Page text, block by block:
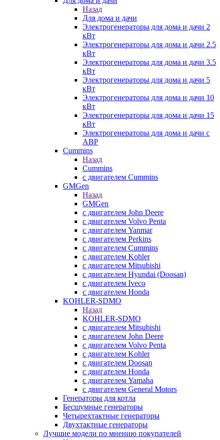
Назад
Для дома и дачи
Электрогенераторы для дома и дачи 2
кВт
Электрогенераторы для дома и дачи 2.5
кВт
Электрогенераторы для дома и дачи 3.5
кВт
Электрогенераторы для дома и дачи 5
кВт
Электрогенераторы для дома и дачи 10
кВт
Электрогенераторы для дома и дачи 15
кВт
Электрогенераторы для дома и дачи с
АВР
Cummins
Назад
Cummins
с двигателем Cummins
GMGen
Назад
GMGen
с двигателем John Deere
с двигателем Volvo Penta
с двигателем Yanmar
с двигателем Perkins
с двигателем Cummins
с двигателем Kohler
с двигателем Mitsubishi
с двигателем Hyundai (Doosan)
с двигателем Iveco
с двигателем Honda
KOHLER-SDMO
Назад
KOHLER-SDMO
с двигателем Mitsubishi
с двигателем John Deere
с двигателем Volvo Penta
с двигателем Kohler
с двигателем Doosan
с двигателем Honda
с двигателем Yamaha
с двигателем General Motors
Генераторы для котла
Бесшумные генераторы
Четырехтактные генераторы
Двухтактные генераторы
Лучшие модели по мнению покупателей